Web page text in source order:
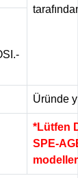
Üründe
*Lütfen
SPE-